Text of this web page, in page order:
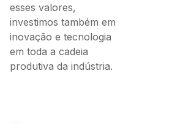
esses valores,
investimos também em
inovação e tecnologia
em toda a cadeia
produtiva da indústria.